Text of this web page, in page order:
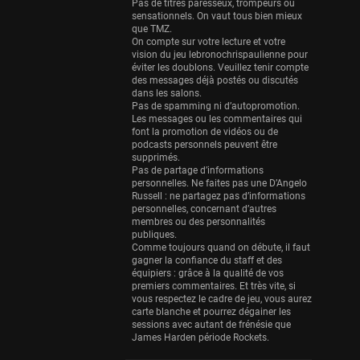
25 sessions
Detroit Pistons
25 sessions
Brooklyn Nets
24 sessions
Sacramento Kings
24 sessions
Utah Jazz
22 sessions
Toronto Raptors
18 sessions
REVERSE
11 sessions
Bleues
0 sessions
Pas de titres paresseux, trompeurs ou
sensationnels. On vaut tous bien mieux
que TMZ.
On compte sur votre lecture et votre
vision du jeu lebronochrispaulienne pour
éviter les doublons. Veuillez tenir compte
des messages déjà postés ou discutés
dans les salons.
Pas de spamming ni d’autopromotion.
Les messages ou les commentaires qui
font la promotion de vidéos ou de
podcasts personnels peuvent être
supprimés.
Pas de partage d’informations
personnelles. Ne faites pas une D’Angelo
Russell : ne partagez pas d’informations
personnelles, concernant d’autres
membres ou des personnalités
publiques.
Comme toujours quand on débute, il faut
gagner la confiance du staff et des
équipiers : grâce à la qualité de vos
premiers commentaires. Et très vite, si
vous respectez le cadre de jeu, vous aurez
carte blanche et pourrez dégainer les
sessions avec autant de frénésie que
James Harden période Rockets.